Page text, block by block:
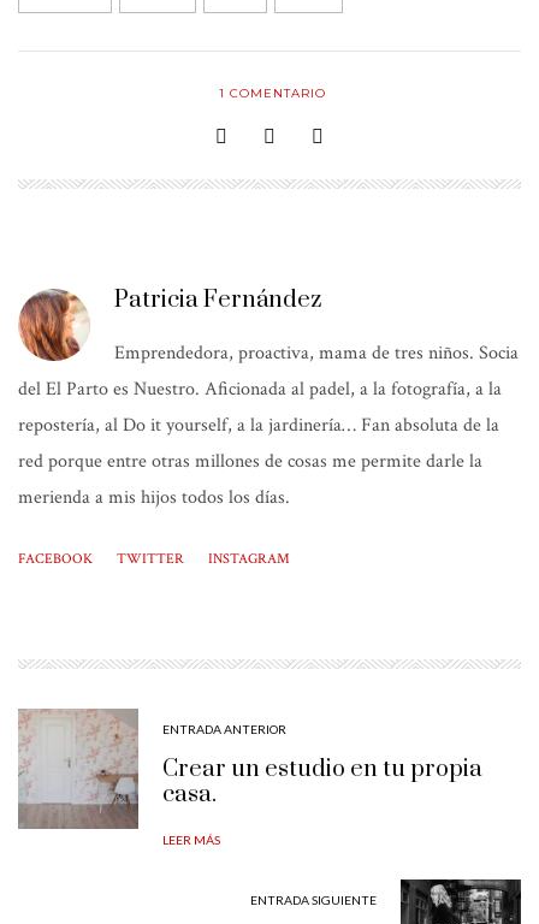
1 COMENTARIO
Patricia Fernández
Emprendedora, proactiva, mama de tres niños. Socia
del El Parto es Nuestro. Aficionada al padel, a la fotografía, a la
repostería, al Do it yourself, a la jardinería… Fan absoluta de la
red porque entre otras millones de cosas me permite darle la
merienda a mis hijos todos los días.
FACEBOOK TWITTER INSTAGRAM
ENTRADA ANTERIOR
Crear un estudio en tu propia
casa.
LEER MÁS
ENTRADA SIGUIENTE